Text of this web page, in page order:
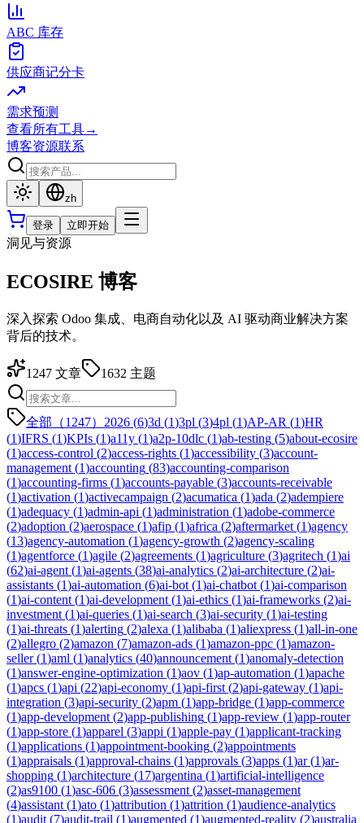
ABC 库存
供应商记分卡
需求预测
查看所有工具→
博客资源联系
zh
登录 立即开始
洞见与资源
ECOSIRE 博客
深入探索 Odoo 集成、电商自动化以及 AI 驱动商业解决方案
背后的技术。
1247 文章 1632 主题
全部（1247） 2026 (6)3d (1)3pl (3)4pl (1)AP-AR (1)HR
(1)IFRS (1)KPIs (1)a11y (1)a2p-10dlc (1)ab-testing (5)about-ecosire
(1)access-control (2)access-rights (1)accessibility (3)account-
management (1)accounting (83)accounting-comparison
(1)accounting-firms (1)accounts-payable (3)accounts-receivable
(1)activation (1)activecampaign (2)acumatica (1)ada (2)adempiere
(1)adequacy (1)admin-api (1)administration (1)adobe-commerce
(2)adoption (2)aerospace (1)afip (1)africa (2)aftermarket (1)agency
(13)agency-automation (1)agency-growth (2)agency-scaling
(1)agentforce (1)agile (2)agreements (1)agriculture (3)agritech (1)ai
(62)ai-agent (1)ai-agents (38)ai-analytics (2)ai-architecture (2)ai-
assistants (1)ai-automation (6)ai-bot (1)ai-chatbot (1)ai-comparison
(1)ai-content (1)ai-development (1)ai-ethics (1)ai-frameworks (2)ai-
investment (1)ai-queries (1)ai-search (3)ai-security (1)ai-testing
(1)ai-threats (1)alerting (2)alexa (1)alibaba (1)aliexpress (1)all-in-one
(2)allegro (2)amazon (7)amazon-ads (1)amazon-ppc (1)amazon-
seller(1)aml (1)analytics (40)announcement (1)anomaly-detection
(1)answer-engine-optimization (1)aov (1)ap-automation (1)apache
(1)apcs (1)api (22)api-economy (1)api-first (2)api-gateway (1)api-
integration (3)api-security (2)apm (1)app-bridge (1)app-commerce
(1)app-development (2)app-publishing (1)app-review (1)app-router
(1)app-store (1)apparel (3)appi (1)apple-pay (1)applicant-tracking
(1)applications (1)appointment-booking (2)appointments
(1)appraisals (1)approval-chains (1)approvals (3)apps (1)ar(1)ar-
shopping (1)architecture (17)argentina (1)artificial-intelligence
(2)as9100 (1)asc-606 (3)assessment (2)asset-management
(4)assistant (1)ato (1)attribution (1)attrition (1)audience-analytics
(1)audit (7)audit-trail (1)augmented (1)augmented-reality (2)australia